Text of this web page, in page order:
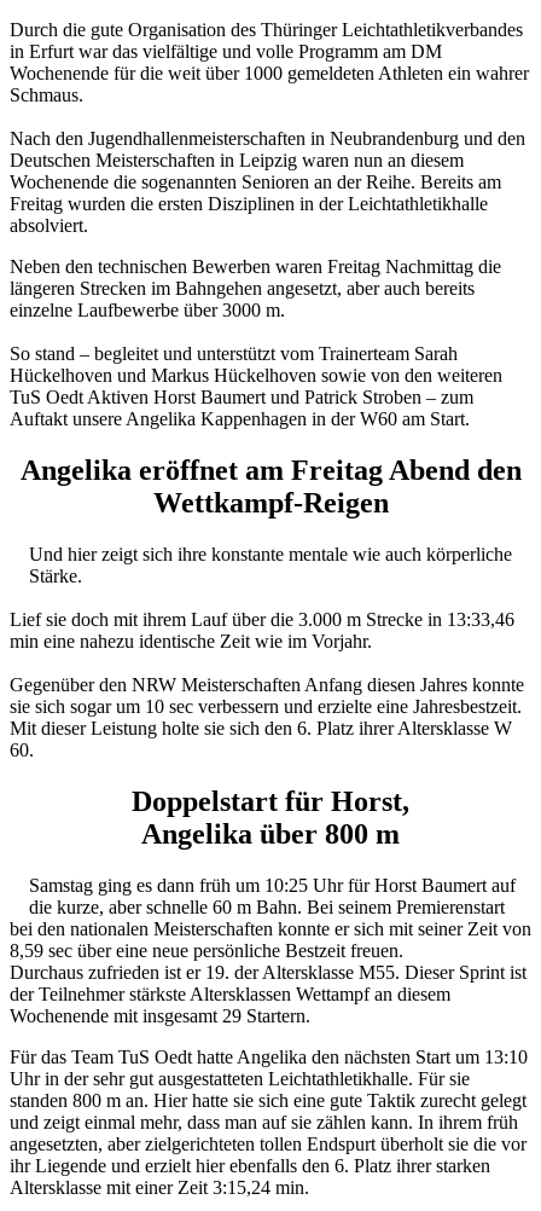
Durch die gute Organisation des Thüringer Leichtathletikverbandes
in Erfurt war das vielfältige und volle Programm am DM
Wochenende für die weit über 1000 gemeldeten Athleten ein wahrer
Schmaus.
Nach den Jugendhallenmeisterschaften in Neubrandenburg und den
Deutschen Meisterschaften in Leipzig waren nun an diesem
Wochenende die sogenannten Senioren an der Reihe. Bereits am
Freitag wurden die ersten Disziplinen in der Leichtathletikhalle
absolviert.
Neben den technischen Bewerben waren Freitag Nachmittag die
längeren Strecken im Bahngehen angesetzt, aber auch bereits
einzelne Laufbewerbe über 3000 m.
So stand – begleitet und unterstützt vom Trainerteam Sarah
Hückelhoven und Markus Hückelhoven sowie von den weiteren
TuS Oedt Aktiven Horst Baumert und Patrick Stroben – zum
Auftakt unsere Angelika Kappenhagen in der W60 am Start.
Angelika eröffnet am Freitag Abend den
Wettkampf-Reigen
Und hier zeigt sich ihre konstante mentale wie auch körperliche
Stärke.
Lief sie doch mit ihrem Lauf über die 3.000 m Strecke in 13:33,46
min eine nahezu identische Zeit wie im Vorjahr.
Gegenüber den NRW Meisterschaften Anfang diesen Jahres konnte
sie sich sogar um 10 sec verbessern und erzielte eine Jahresbestzeit.
Mit dieser Leistung holte sie sich den 6. Platz ihrer Altersklasse W
60.
Doppelstart für Horst,
Angelika über 800 m
Samstag ging es dann früh um 10:25 Uhr für Horst Baumert auf
die kurze, aber schnelle 60 m Bahn. Bei seinem Premierenstart
bei den nationalen Meisterschaften konnte er sich mit seiner Zeit von
8,59 sec über eine neue persönliche Bestzeit freuen.
Durchaus zufrieden ist er 19. der Altersklasse M55. Dieser Sprint ist
der Teilnehmer stärkste Altersklassen Wettampf an diesem
Wochenende mit insgesamt 29 Startern.
Für das Team TuS Oedt hatte Angelika den nächsten Start um 13:10
Uhr in der sehr gut ausgestatteten Leichtathletikhalle. Für sie
standen 800 m an. Hier hatte sie sich eine gute Taktik zurecht gelegt
und zeigt einmal mehr, dass man auf sie zählen kann. In ihrem früh
angesetzten, aber zielgerichteten tollen Endspurt überholt sie die vor
ihr Liegende und erzielt hier ebenfalls den 6. Platz ihrer starken
Altersklasse mit einer Zeit 3:15,24 min.